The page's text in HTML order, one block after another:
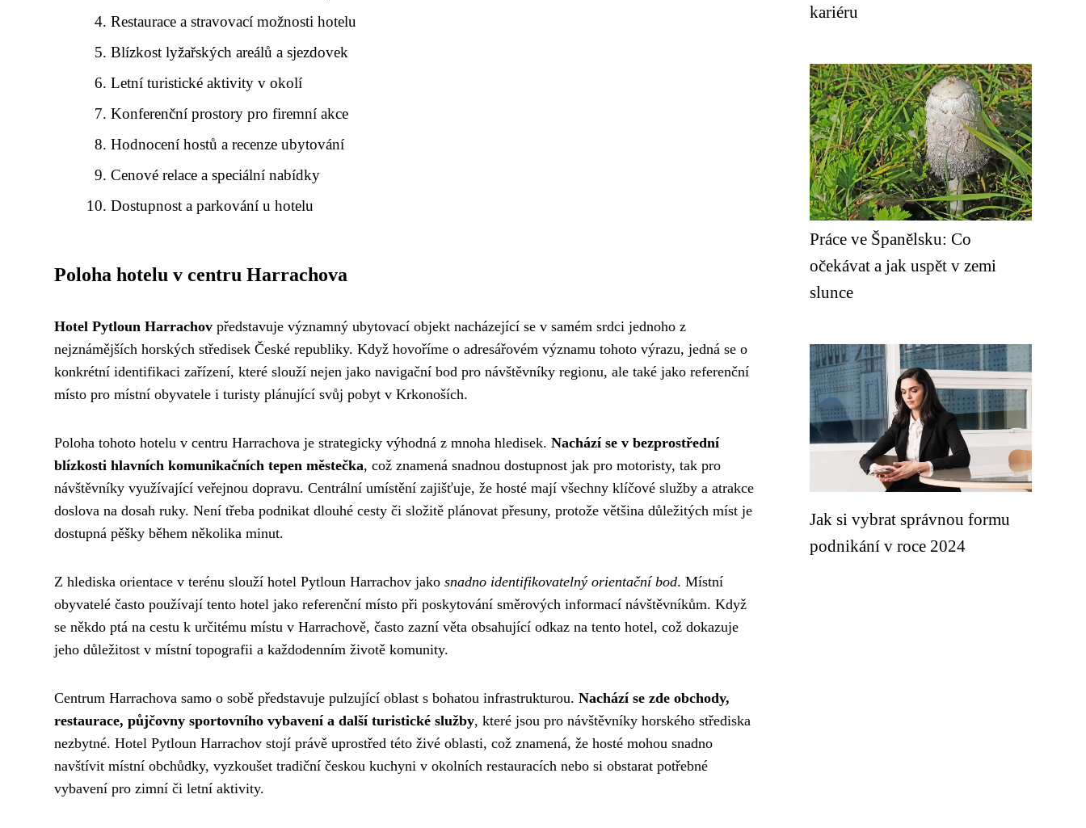
Restaurace a stravovací možnosti hotelu
Blízkost lyžařských areálů a sjezdovek
Letní turistické aktivity v okolí
Konferenční prostory pro firemní akce
Hodnocení hostů a recenze ubytování
Cenové relace a speciální nabídky
Dostupnost a parkování u hotelu
Poloha hotelu v centru Harrachova
Hotel Pytloun Harrachov představuje významný ubytovací objekt nacházející se v samém srdci jednoho z
nejznámějších horských středisek České republiky. Když hovoříme o adresářovém významu tohoto výrazu, jedná se o
konkrétní identifikaci zařízení, které slouží nejen jako navigační bod pro návštěvníky regionu, ale také jako referenční
místo pro místní obyvatele i turisty plánující svůj pobyt v Krkonoších.
Poloha tohoto hotelu v centru Harrachova je strategicky výhodná z mnoha hledisek. Nachází se v bezprostřední
blízkosti hlavních komunikačních tepen městečka, což znamená snadnou dostupnost jak pro motoristy, tak pro
návštěvníky využívající veřejnou dopravu. Centrální umístění zajišťuje, že hosté mají všechny klíčové služby a atrakce
doslova na dosah ruky. Není třeba podnikat dlouhé cesty či složitě plánovat přesuny, protože většina důležitých míst je
dostupná pěšky během několika minut.
Z hlediska orientace v terénu slouží hotel Pytloun Harrachov jako snadno identifikovatelný orientační bod. Místní
obyvatelé často používají tento hotel jako referenční místo při poskytování směrových informací návštěvníkům. Když
se někdo ptá na cestu k určitému místu v Harrachově, často zazní věta obsahující odkaz na tento hotel, což dokazuje
jeho důležitost v místní topografii a každodenním životě komunity.
Centrum Harrachova samo o sobě představuje pulzující oblast s bohatou infrastrukturou. Nachází se zde obchody,
restaurace, půjčovny sportovního vybavení a další turistické služby, které jsou pro návštěvníky horského střediska
nezbytné. Hotel Pytloun Harrachov stojí právě uprostřed této živé oblasti, což znamená, že hosté mohou snadno
navštívit místní obchůdky, vyzkoušet tradiční českou kuchyni v okolních restauracích nebo si obstarat potřebné
vybavení pro zimní či letní aktivity.
kariéru
Práce ve Španělsku: Co
očekávat a jak uspět v zemi
slunce
Jak si vybrat správnou formu
podnikání v roce 2024